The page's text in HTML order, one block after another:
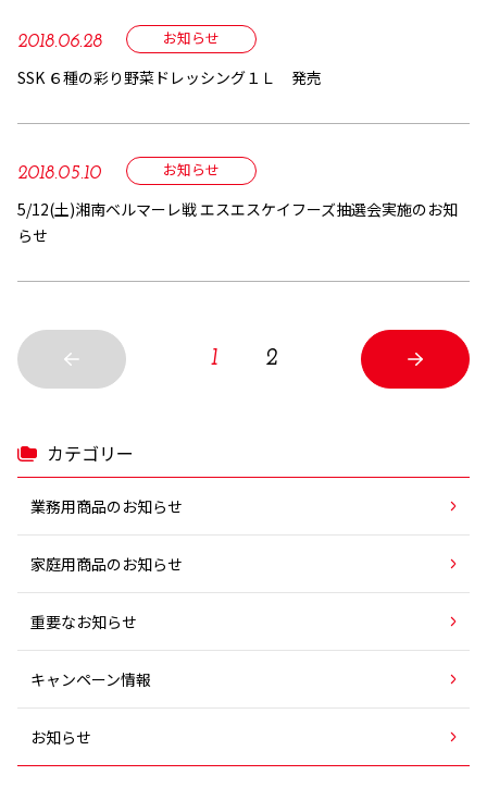
2018.06.28 お知らせ
SSK ６種の彩り野菜ドレッシング１Ｌ 発売
2018.05.10 お知らせ
5/12(土)湘南ベルマーレ戦 エスエスケイフーズ抽選会実施のお知
らせ
1 2
カテゴリー
業務用商品のお知らせ
家庭用商品のお知らせ
重要なお知らせ
キャンペーン情報
お知らせ